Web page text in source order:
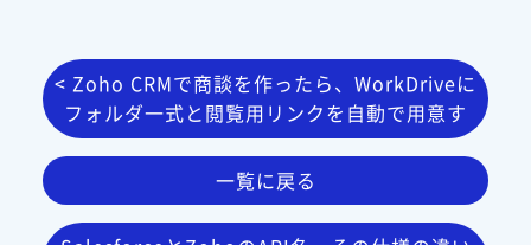
< Zoho CRMで商談を作ったら、WorkDriveに
フォルダ一式と閲覧用リンクを自動で用意す
る
一覧に戻る